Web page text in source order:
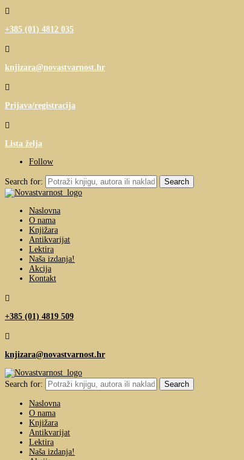

+385 (01) 4812 035

knjizara@novastvarnost.hr

Prijava/registracija

Lista želja
Follow
Search for:
Naslovna
O nama
Knjižara
Antikvarijat
Lektira
Naša izdanja!
Akcija
Kontakt

+385 (01) 4819 509

knjizara@novastvarnost.hr
Search for:
Naslovna
O nama
Knjižara
Antikvarijat
Lektira
Naša izdanja!